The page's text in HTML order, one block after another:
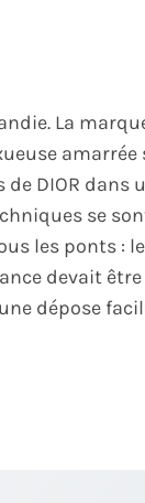
La
amarrée
DIOR dans
se
les ponts :
devait être
dépose